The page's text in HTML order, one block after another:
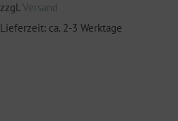
zzgl.Versand
Lieferzeit: ca. 2-3 Werktage